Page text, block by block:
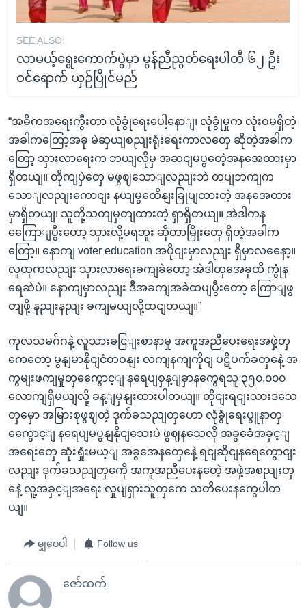
SEE ALSO:
လာမယ့်ရွေးကောက်ပွဲမှာ မွန်ညီညွတ်ရေးပါတီ ၆၂ ဦး
ဝင်ရောက် ယှဉ်ပြိုင်မည်
“အဓိကအရေးကွီးတာ လုံခွုံရေးပေါ့နောျ၊ လုံခွုံမှုက လုံးဝမရှိတဲ့
အခါကတြော့အခု မဲဆှယျစညျးရုံးရေးကာလတှေ ဆိုတဲ့အခါက
တြော့ သှားလာရေးက ဘယျလိုမှ အဆငျမပွတေဲ့အနအေထားမှာ
ရှိတယျ။ တိုကျပှဲတှေ မဖွဈသောျလညျးဘဲ တပျဘကျက
သောျလညျးကောငျး နယျမွထေိနျးခြုပျထားတဲ့ အနအေထား
မှာရှိတယျ၊ သူတို့သတျမှတျထားတဲ့ ရှာရှိတယျ။ အဲဒါကန
ကြေောျပွီးတော့ သှားလို့မရဘူး ဆိုတာမြိုးတှေ ရှိတဲ့အခါက
တြော့။ နောကျ voter education အပိုငျးမှာလညျး ရှိမှာလနေော့။
လူထုကလညျး သှားလာရေးခကျခဲတော့ အဲဒါတှအေခုထိ ကွုံန
ရေဆဲပဲ။ နောကျမှာလညျး ဒီအခကျအခဲထပျပွီးတော့ ကြောျဖွ
တျဖို့ နညျးနညျး ခကျမယျလို့ထငျတယျ။”
ကုလသမဂ်ဂနဲ့ လူသားခငြျးစာနာမှု အကူအညီပေးရေးအဖှဲ့တှ
ကေတော့ မွနျမာနိုငျငံတဝနျး လကျနကျကိုငျ ပဋိပက်ခတှနေဲ့ အ
ကွမျးဖကျမှုတှကွေောင့ျ နရေပျစှန့ျခှာနကွေရသူ ၃၅၀,၀၀၀
လောကျရှိမယျလို့ ခန့ျမှနျးထားပါတယျ။ တိုငျးရငျးသားဒသေ
တှမှော အမြားစုဖွဈတဲ့ ဒုက်ခသညျတှဟော လုံခွုံရေးပွူနာတှ
ကွေောင့ျ နရေပျမပွနျနိုငျသေးပဲ ဖွဈနသေလို အခွခေံအခှင့ျ
အရေးတှေ ဆုံးရှုံးမယ့ျ အခွအေနတှေနေဲ့ ရငျဆိုငျနရေကွောငျး
လညျး ဒုက်ခသညျတှကေို အကူအညီပေးနတေဲ့ အဖှဲ့အစညျးတှ
နေဲ့ လူ့အခှင့ျအရေး လှုပျရှားသူတှကေ သတိပေးနကွေပါတ
ယျ။
မျှဝေပါ Follow us
ဇော်ထက်